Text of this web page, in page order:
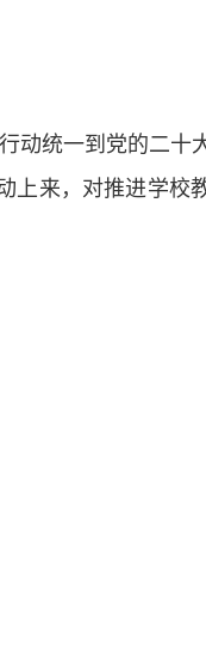
动统一到党的二十
上来，对推进学校